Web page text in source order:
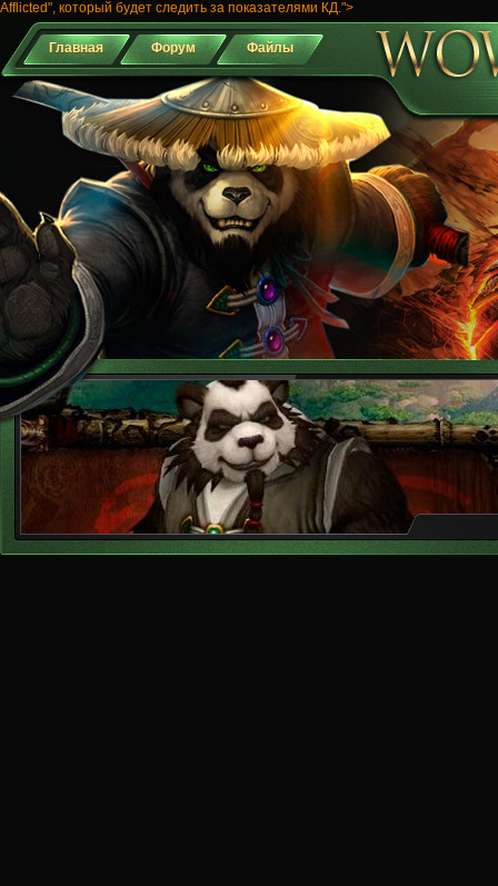
Afflicted", который будет следить за показателями КД.">
Главная Форум Файлы